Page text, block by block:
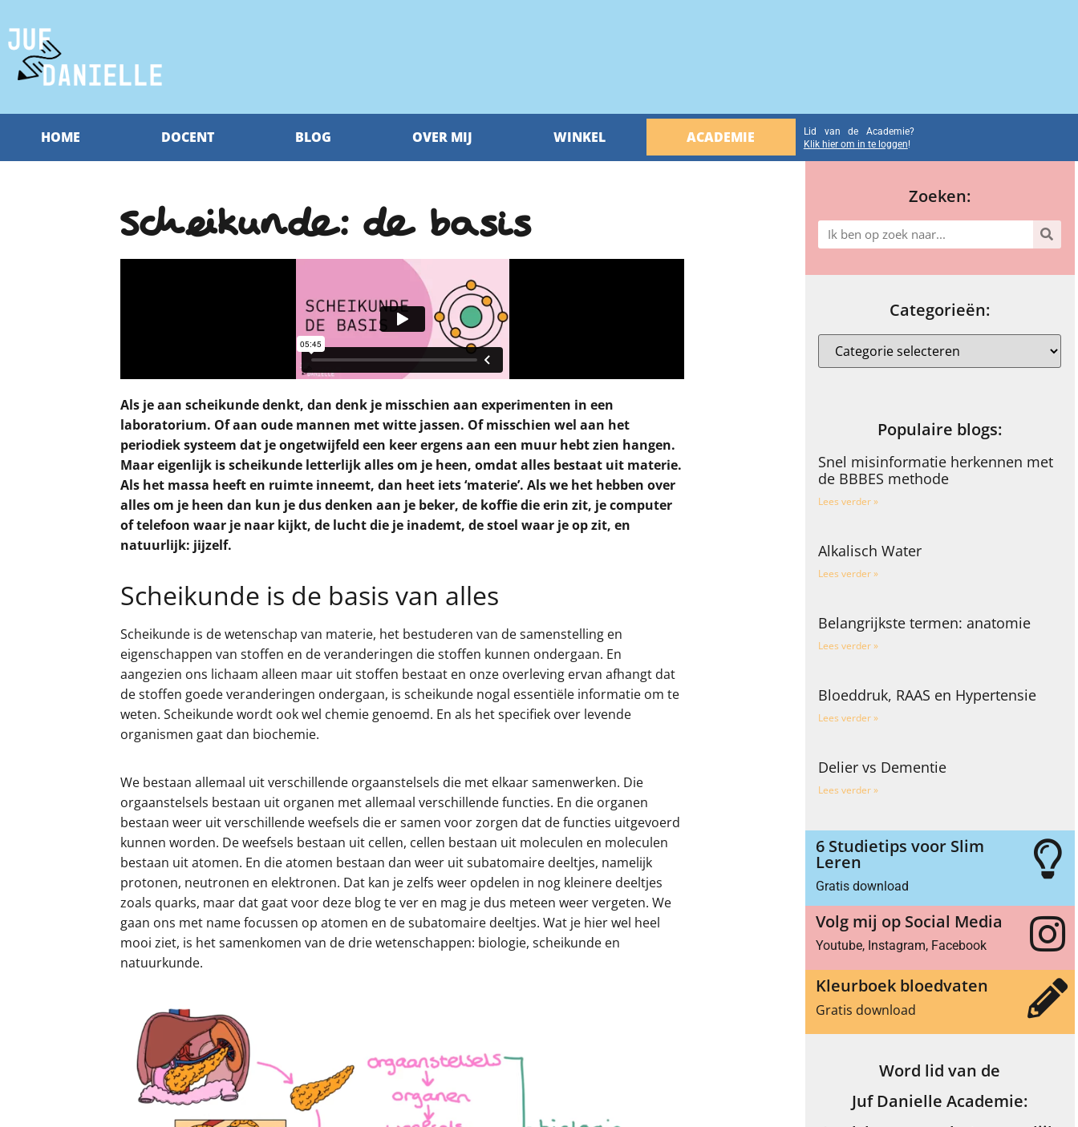
HOME DOCENT BLOG OVER MIJ WINKEL ACADEMIE
Lid van de Academie?
Klik hier om in te loggen!
Scheikunde: de basis
Als je aan scheikunde denkt, dan denk je misschien aan experimenten in een
laboratorium. Of aan oude mannen met witte jassen. Of misschien wel aan het
periodiek systeem dat je ongetwijfeld een keer ergens aan een muur hebt zien hangen.
Maar eigenlijk is scheikunde letterlijk alles om je heen, omdat alles bestaat uit materie.
Als het massa heeft en ruimte inneemt, dan heet iets ‘materie’. Als we het hebben over
alles om je heen dan kun je dus denken aan je beker, de koffie die erin zit, je computer
of telefoon waar je naar kijkt, de lucht die je inademt, de stoel waar je op zit, en
natuurlijk: jijzelf.
Scheikunde is de basis van alles
Scheikunde is de wetenschap van materie, het bestuderen van de samenstelling en
eigenschappen van stoffen en de veranderingen die stoffen kunnen ondergaan. En
aangezien ons lichaam alleen maar uit stoffen bestaat en onze overleving ervan afhangt dat
de stoffen goede veranderingen ondergaan, is scheikunde nogal essentiële informatie om te
weten. Scheikunde wordt ook wel chemie genoemd. En als het specifiek over levende
organismen gaat dan biochemie.
We bestaan allemaal uit verschillende orgaanstelsels die met elkaar samenwerken. Die
orgaanstelsels bestaan uit organen met allemaal verschillende functies. En die organen
bestaan weer uit verschillende weefsels die er samen voor zorgen dat de functies uitgevoerd
kunnen worden. De weefsels bestaan uit cellen, cellen bestaan uit moleculen en moleculen
bestaan uit atomen. En die atomen bestaan dan weer uit subatomaire deeltjes, namelijk
protonen, neutronen en elektronen. Dat kan je zelfs weer opdelen in nog kleinere deeltjes
zoals quarks, maar dat gaat voor deze blog te ver en mag je dus meteen weer vergeten. We
gaan ons met name focussen op atomen en de subatomaire deeltjes. Wat je hier wel heel
mooi ziet, is het samenkomen van de drie wetenschappen: biologie, scheikunde en
natuurkunde.
Zoeken:
Categorieën:
Populaire blogs:
Snel misinformatie herkennen met
de BBBES methode
Lees verder »
Alkalisch Water
Lees verder »
Belangrijkste termen: anatomie
Lees verder »
Bloeddruk, RAAS en Hypertensie
Lees verder »
Delier vs Dementie
Lees verder »
6 Studietips voor Slim
Leren
Gratis download
Volg mij op Social Media
Youtube, Instagram, Facebook
Kleurboek bloedvaten
Gratis download
Word lid van de
Juf Danielle Academie: